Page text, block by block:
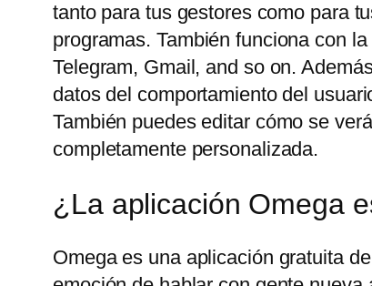
tanto para tus gestores como para
programas. También funciona con
Telegram, Gmail, and so on.
datos del comportamiento del
También puedes editar cómo se
completamente personalizada.
¿La aplicación Omega
Omega es una aplicación gratuita